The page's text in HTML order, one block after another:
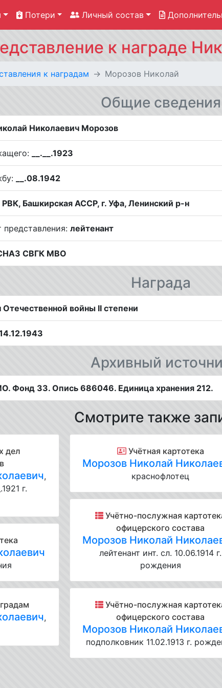
Потери Личный состав
к награде
к наградам Морозов Николай
Общие сведения
Николаевич Морозов
__.__.1923
__.08.1942
Башкирская АССР, г. Уфа, Ленинский р-н
лейтенант
СВГК МВО
Награда
войны II степени
Архивный
Фонд 33. Опись 686046. Единица хранения 212.
Смотрите также
дел
,
г.
,
Учётная картотека
Морозов Николай
краснофлотец
Учётно-послужная
офицерского состава
Морозов Николай
лейтенант инт. сл. 10.06.1914 г.
рождения
Учётно-послужная
офицерского состава
Морозов Николай
подполковник 11.02.1913 г.